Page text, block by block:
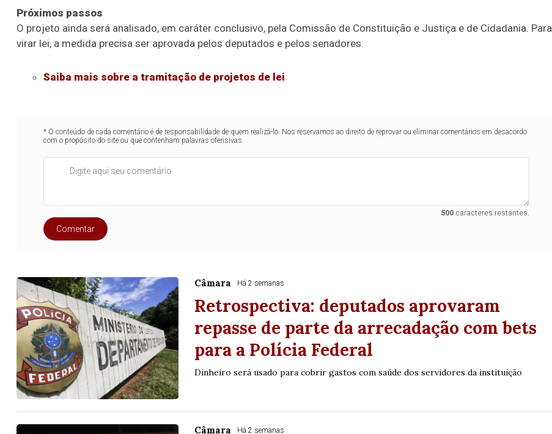
Próximos passos
O projeto ainda será analisado, em caráter conclusivo, pela Comissão de Constituição e Justiça e de Cidadania. Para
virar lei, a medida precisa ser aprovada pelos deputados e pelos senadores.
Saiba mais sobre a tramitação de projetos de lei
* O conteúdo de cada comentário é de responsabilidade de quem realizá-lo. Nos reservamos ao direito de reprovar ou eliminar comentários em desacordo
com o propósito do site ou que contenham palavras ofensivas.
500caracteres restantes.
Comentar
Câmara Há 2 semanas
Retrospectiva: deputados aprovaram
repasse de parte da arrecadação com bets
para a Polícia Federal
Dinheiro será usado para cobrir gastos com saúde dos servidores da instituição
Câmara Há 2 semanas
08 09 11 05 08 10 12 22 27 33 10 14 16 21 30